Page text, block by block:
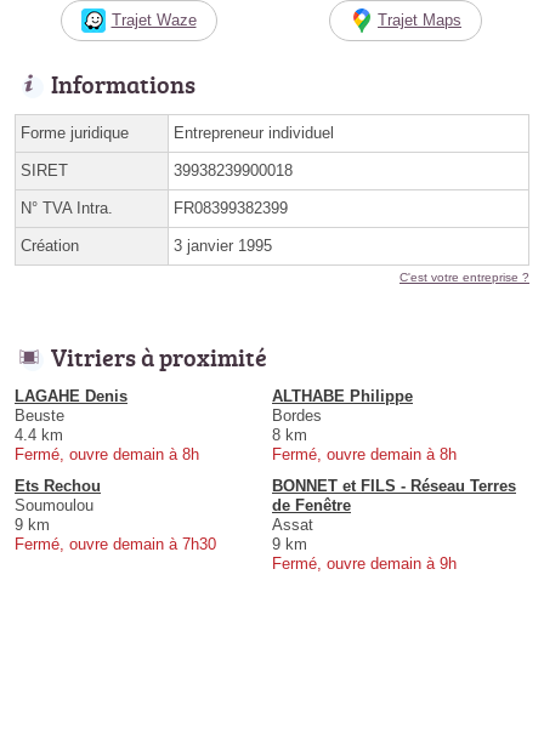
Trajet Waze Trajet Maps
Informations
Forme juridique Entrepreneur individuel
SIRET 39938239900018
N° TVA Intra. FR08399382399
Création 3 janvier 1995
C'est votre entreprise ?
Vitriers à proximité
LAGAHE Denis
Beuste
4.4 km
Fermé, ouvre demain à 8h
ALTHABE Philippe
Bordes
8 km
Fermé, ouvre demain à 8h
Ets Rechou
Soumoulou
9 km
Fermé, ouvre demain à 7h30
BONNET et FILS - Réseau Terres
de Fenêtre
Assat
9 km
Fermé, ouvre demain à 9h